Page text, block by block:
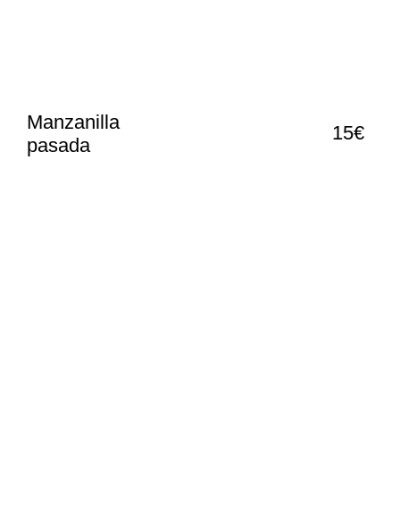
Manzanilla
pasada
15€